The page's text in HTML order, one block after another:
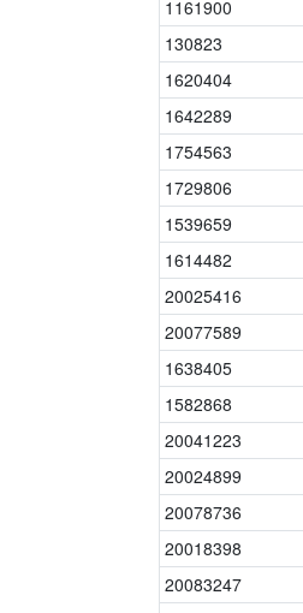
1161900
130823
1620404
1642289
1754563
1729806
1539659
1614482
20025416
20077589
1638405
1582868
20041223
20024899
20078736
20018398
20083247